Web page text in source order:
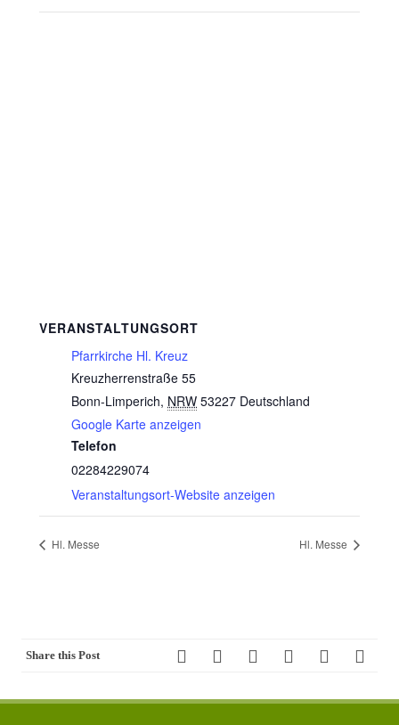
VERANSTALTUNGSORT
Pfarrkirche Hl. Kreuz
Kreuzherrenstraße 55
Bonn-Limperich, NRW 53227 Deutschland
Google Karte anzeigen
Telefon
02284229074
Veranstaltungsort-Website anzeigen
Hl. Messe Hl. Messe
Share this Post